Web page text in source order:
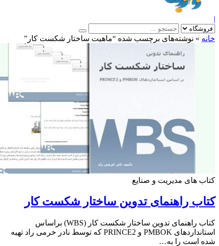
»نوشته‌های برچسب شده “ماهیت ساختار شکست کار”
های مدیریت و صنایع
راهنمای تدوین ساختار شکست کار
کتاب راهنمای تدوین ساختار شکست کار (WBS) براساس
استانداردهای PMBOK و PRINCE2 که توسط نادر خرمی راد تهیه
است را به…